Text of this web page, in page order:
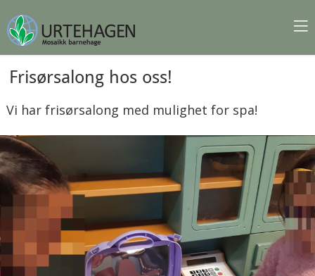
Frisørsalong hos oss!
Vi har frisørsalong med mulighet for spa!